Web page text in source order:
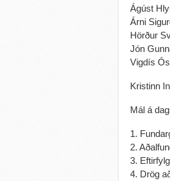
Ágúst
Árni
Hörður
Jón
Vigdís
Kristinn
Mál á
1.
2.
3.
4. Drög